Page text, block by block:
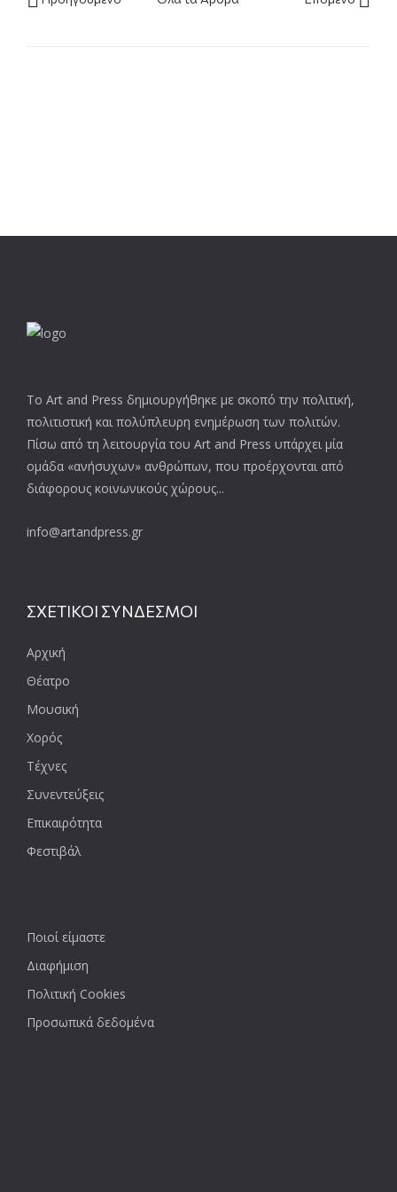
Το Art and Press δημιουργήθηκε με σκοπό την πολιτική,
πολιτιστική και πολύπλευρη ενημέρωση των πολιτών.
Πίσω από τη λειτουργία του Art and Press υπάρχει μία
ομάδα «ανήσυχων» ανθρώπων, που προέρχονται από
διάφορους κοινωνικούς χώρους...
info@artandpress.gr
ΣΧΕΤΙΚΟΙ ΣΥΝΔΕΣΜΟΙ
Αρχική
Θέατρο
Μουσική
Χορός
Τέχνες
Συνεντεύξεις
Επικαιρότητα
Φεστιβάλ
Ποιοί είμαστε
Διαφήμιση
Πολιτική Cookies
Προσωπικά δεδομένα